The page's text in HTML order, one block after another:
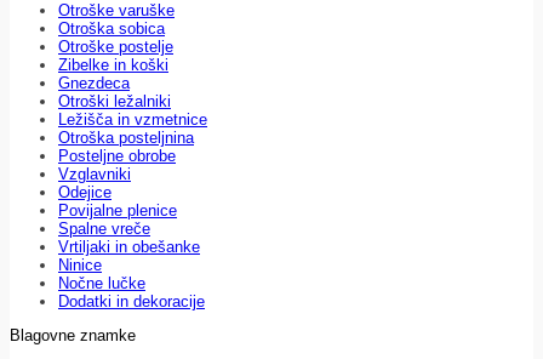
Otroške varuške
Otroška sobica
Otroške postelje
Zibelke in koški
Gnezdeca
Otroški ležalniki
Ležišča in vzmetnice
Otroška posteljnina
Posteljne obrobe
Vzglavniki
Odejice
Povijalne plenice
Spalne vreče
Vrtiljaki in obešanke
Ninice
Nočne lučke
Dodatki in dekoracije
Blagovne znamke